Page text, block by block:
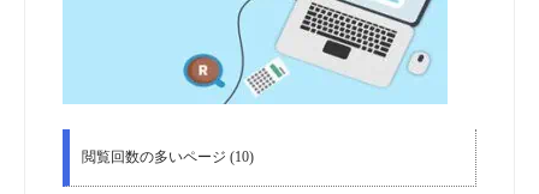
閲覧回数の多いページ (10)